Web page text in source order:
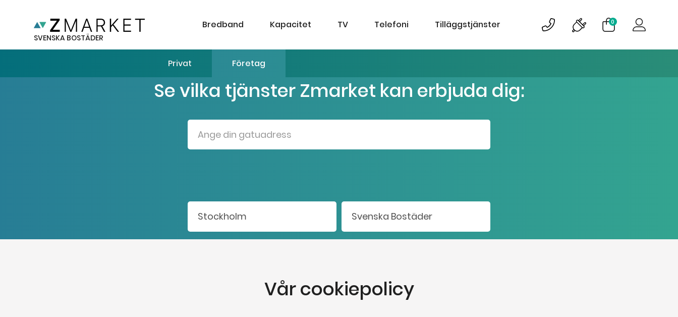
SVENSKA BOSTÄDER
Bredband Kapacitet TV Telefoni Tilläggstjänster 0
Privat Företag
Se vilka tjänster Zmarket kan erbjuda dig:
Vår cookiepolicy